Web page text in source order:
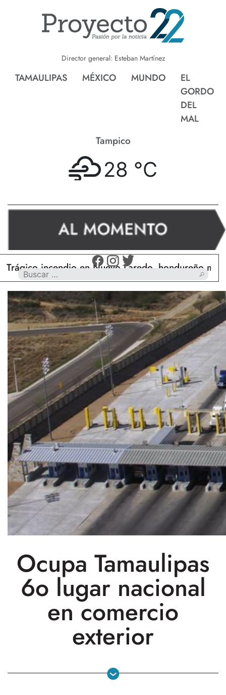
Director general: Esteban Martínez
TAMAULIPAS MÉXICO MUNDO
EL
GORDO
DEL
MAL
Tampico
28 °C
incendio en Nuevo Laredo, hondureño muere
Ocupa Tamaulipas
6o lugar nacional
en comercio
exterior